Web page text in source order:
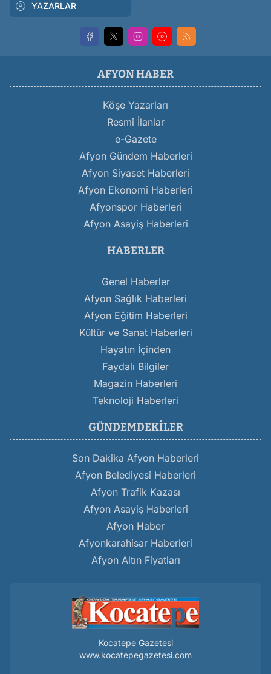
YAZARLAR
AFYON HABER
Köşe Yazarları
Resmi İlanlar
e-Gazete
Afyon Gündem Haberleri
Afyon Siyaset Haberleri
Afyon Ekonomi Haberleri
Afyonspor Haberleri
Afyon Asayiş Haberleri
HABERLER
Genel Haberler
Afyon Sağlık Haberleri
Afyon Eğitim Haberleri
Kültür ve Sanat Haberleri
Hayatın İçinden
Faydalı Bilgiler
Magazin Haberleri
Teknoloji Haberleri
GÜNDEMDEKILER
Son Dakika Afyon Haberleri
Afyon Belediyesi Haberleri
Afyon Trafik Kazası
Afyon Asayiş Haberleri
Afyon Haber
Afyonkarahisar Haberleri
Afyon Altın Fiyatları
Kocatepe Gazetesi
www.kocatepegazetesi.com